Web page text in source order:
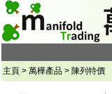
主頁 > 萬樺產品 > 陳列特價